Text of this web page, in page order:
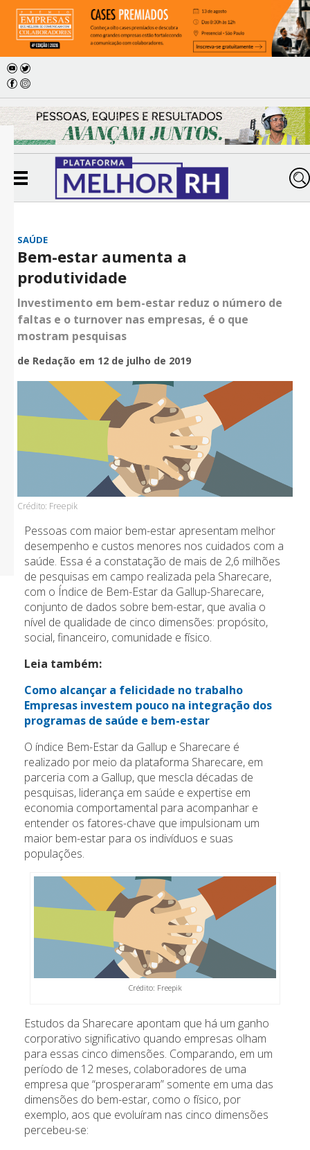
SAÚDE
Bem-estar aumenta a
produtividade
Investimento em bem-estar reduz o número de
faltas e o turnover nas empresas, é o que
mostram pesquisas
de Redação em 12 de julho de 2019
Crédito: Freepik
Pessoas com maior bem-estar apresentam melhor
desempenho e custos menores nos cuidados com a
saúde. Essa é a constatação de mais de 2,6 milhões
de pesquisas em campo realizada pela Sharecare,
com o Índice de Bem-Estar da Gallup-Sharecare,
conjunto de dados sobre bem-estar, que avalia o
nível de qualidade de cinco dimensões: propósito,
social, financeiro, comunidade e físico.
Leia também:
Como alcançar a felicidade no trabalho
Empresas investem pouco na integração dos
programas de saúde e bem-estar
O índice Bem-Estar da Gallup e Sharecare é
realizado por meio da plataforma Sharecare, em
parceria com a Gallup, que mescla décadas de
pesquisas, liderança em saúde e expertise em
economia comportamental para acompanhar e
entender os fatores-chave que impulsionam um
maior bem-estar para os indivíduos e suas
populações.
Crédito: Freepik
Estudos da Sharecare apontam que há um ganho
corporativo significativo quando empresas olham
para essas cinco dimensões. Comparando, em um
período de 12 meses, colaboradores de uma
empresa que “prosperaram” somente em uma das
dimensões do bem-estar, como o físico, por
exemplo, aos que evoluíram nas cinco dimensões
percebeu-se: